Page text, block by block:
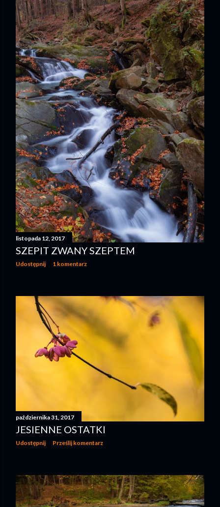
listopada 12, 2017
SZEPIT ZWANY SZEPTEM
Udostępnij 1 komentarz
października 31, 2017
JESIENNE OSTATKI
Udostępnij Prześlij komentarz